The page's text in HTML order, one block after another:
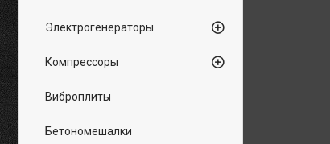
Электрогенераторы
Компрессоры
Виброплиты
Бетономешалки